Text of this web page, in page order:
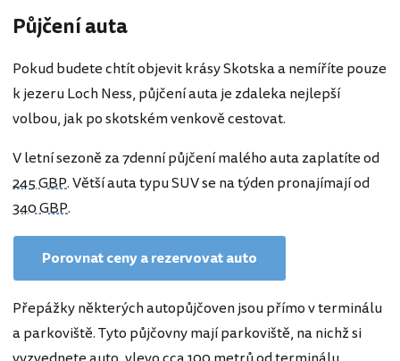
Půjčení auta
Pokud budete chtít objevit krásy Skotska a nemíříte pouze
k jezeru Loch Ness, půjčení auta je zdaleka nejlepší
volbou, jak po skotském venkově cestovat.
V letní sezoně za 7denní půjčení malého auta zaplatíte od
245 GBP. Větší auta typu SUV se na týden pronajímají od
340 GBP.
Porovnat ceny a rezervovat auto
Přepážky některých autopůjčoven jsou přímo v terminálu
a parkoviště. Tyto půjčovny mají parkoviště, na nichž si